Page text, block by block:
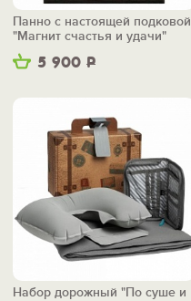
5 900 Р
Панно с настоящей подковой
"Магнит счастья и удачи"
Набор дорожный "По суше и